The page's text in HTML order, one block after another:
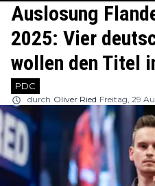
Auslosung
2025: Vier
wollen den Titel
PDC
durch Oliver Ried Freitag, 29